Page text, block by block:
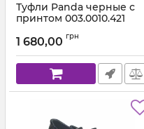
Туфли Panda черные с
принтом 003.0010.421
1 680,00 грн